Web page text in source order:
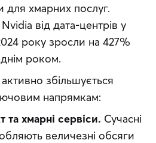
для хмарних послуг.
від дата-центрів у
року зросли на 427%
роком.
збільшується
напрямкам:
та хмарні сервіси. Сучасні
величезні обсяги